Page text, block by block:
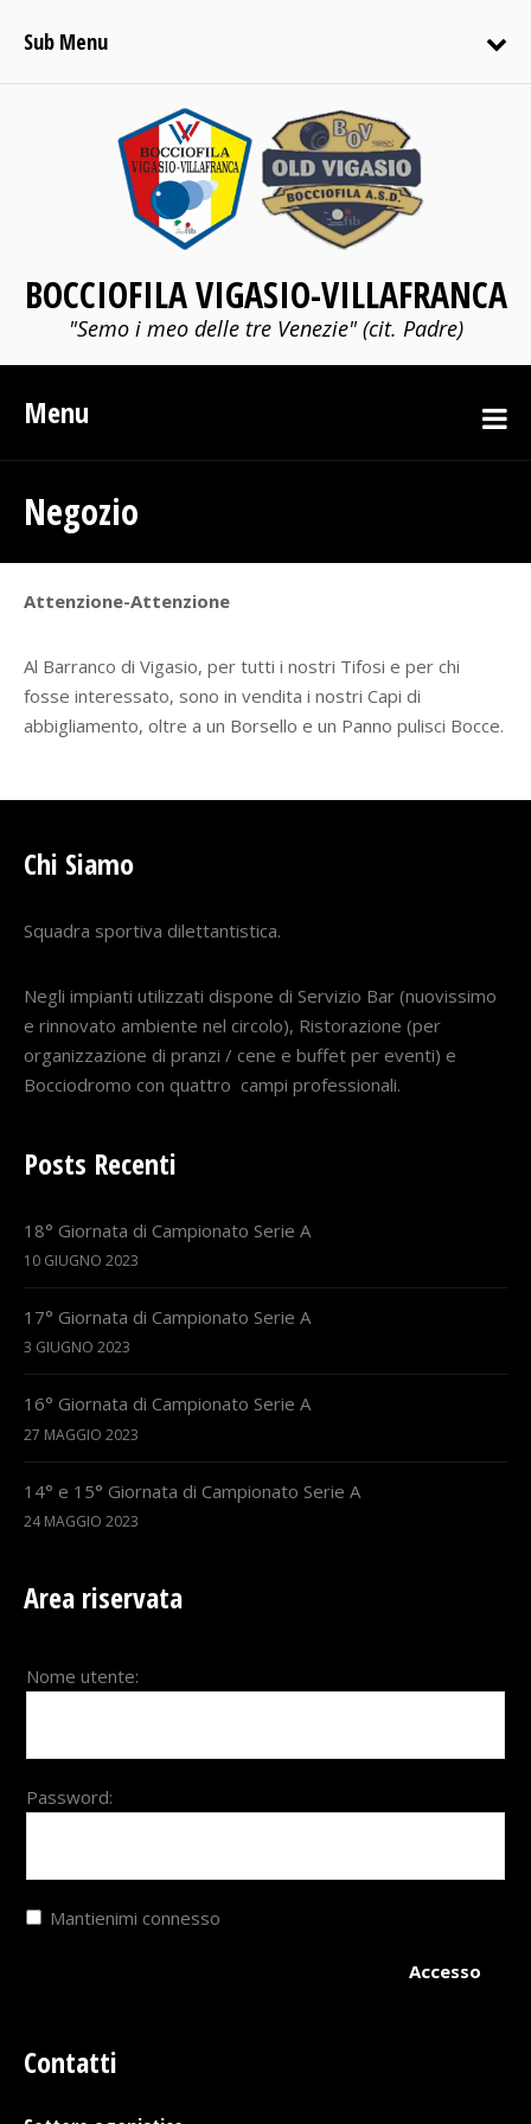
Sub Menu
BOCCIOFILA VIGASIO-VILLAFRANCA
"Semo i meo delle tre Venezie" (cit. Padre)
Menu
Negozio
Attenzione-Attenzione
Al Barranco di Vigasio, per tutti i nostri Tifosi e per chi
fosse interessato, sono in vendita i nostri Capi di
abbigliamento, oltre a un Borsello e un Panno pulisci Bocce.
Chi Siamo
Squadra sportiva dilettantistica.
Negli impianti utilizzati dispone di Servizio Bar (nuovissimo
e rinnovato ambiente nel circolo), Ristorazione (per
organizzazione di pranzi / cene e buffet per eventi) e
Bocciodromo con quattro campi professionali.
Posts Recenti
18° Giornata di Campionato Serie A
10 GIUGNO 2023
17° Giornata di Campionato Serie A
3 GIUGNO 2023
16° Giornata di Campionato Serie A
27 MAGGIO 2023
14° e 15° Giornata di Campionato Serie A
24 MAGGIO 2023
Area riservata
Nome utente:
Password:
Mantienimi connesso
Accesso
Contatti